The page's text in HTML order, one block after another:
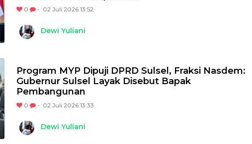
0 - 02 Juli 2026 13:52
Dewi Yuliani
Program MYP Dipuji DPRD Sulsel, Fraksi Nasdem:
Gubernur Sulsel Layak Disebut Bapak
Pembangunan
0 - 02 Juli 2026 13:33
Dewi Yuliani